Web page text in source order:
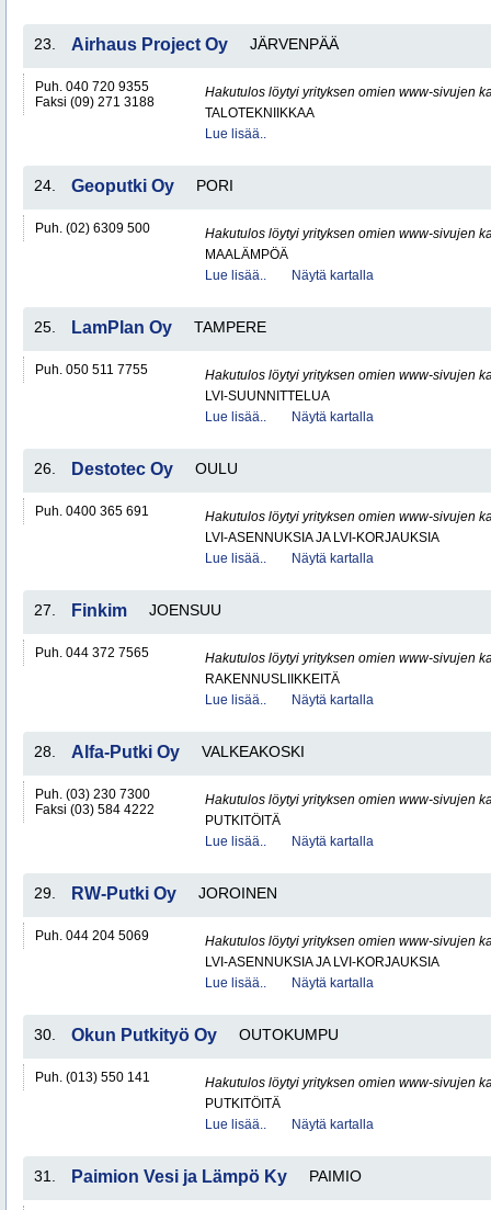
23. Airhaus Project Oy JÄRVENPÄÄ
Puh. 040 720 9355
Faksi (09) 271 3188
Hakutulos löytyi yrityksen omien www-sivujen
TALOTEKNIIKKAA
Lue lisää..
24. Geoputki Oy PORI
Puh. (02) 6309 500
Hakutulos löytyi yrityksen omien www-sivujen
MAALÄMPÖÄ
Lue lisää..
Näytä kartalla
25. LamPlan Oy TAMPERE
Puh. 050 511 7755
Hakutulos löytyi yrityksen omien www-sivujen
LVI-SUUNNITTELUA
Lue lisää..
Näytä kartalla
26. Destotec Oy OULU
Puh. 0400 365 691
Hakutulos löytyi yrityksen omien www-sivujen
LVI-ASENNUKSIA JA LVI-KORJAUKSIA
Lue lisää..
Näytä kartalla
27. Finkim JOENSUU
Puh. 044 372 7565
Hakutulos löytyi yrityksen omien www-sivujen
RAKENNUSLIIKKEITÄ
Lue lisää..
Näytä kartalla
28. Alfa-Putki Oy VALKEAKOSKI
Puh. (03) 230 7300
Faksi (03) 584 4222
Hakutulos löytyi yrityksen omien www-sivujen
PUTKITÖITÄ
Lue lisää..
Näytä kartalla
29. RW-Putki Oy JOROINEN
Puh. 044 204 5069
Hakutulos löytyi yrityksen omien www-sivujen
LVI-ASENNUKSIA JA LVI-KORJAUKSIA
Lue lisää..
Näytä kartalla
30. Okun Putkityö Oy OUTOKUMPU
Puh. (013) 550 141
Hakutulos löytyi yrityksen omien www-sivujen
PUTKITÖITÄ
Lue lisää..
Näytä kartalla
31. Paimion Vesi ja Lämpö Ky PAIMIO